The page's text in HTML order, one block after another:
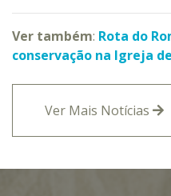
Ver também: Rota do
conservação na Igreja
Ver Mais Notícias